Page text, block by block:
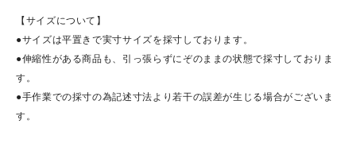
【サイズについて】
●サイズは平置きで実寸サイズを採寸しております。
●伸縮性がある商品も、引っ張らずにぞのままの状態で採寸しておりま
す。
●手作業での採寸の為記述寸法より若干の誤差が生じる場合がございま
す。